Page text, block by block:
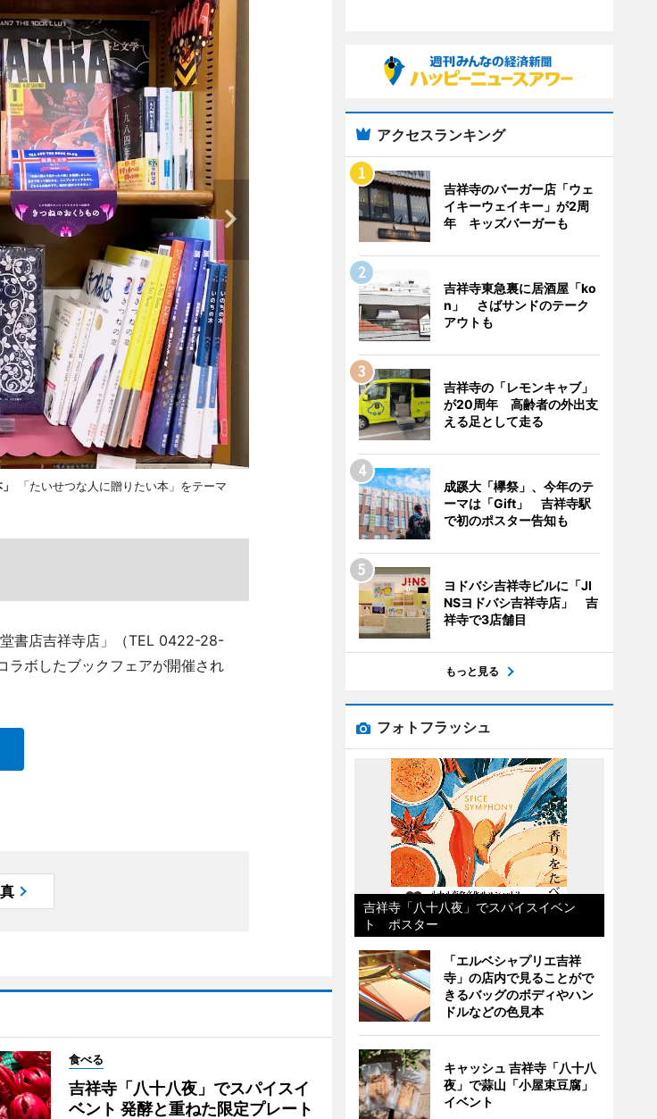
「たいせつな人に贈りたい本」をテーマ
堂書店吉祥寺店」（TEL 0422-28-
ボしたブックフェアが開催され
食べる
吉祥寺「八十八夜」でスパイスイ
ベント 発酵と重ねた限定プレート
アクセスランキング
吉祥寺のバーガー店「ウェ
イキーウェイキー」が2周
年 キッズバーガーも
吉祥寺東急裏に居酒屋「ko
n」 さばサンドのテーク
アウトも
吉祥寺の「レモンキャブ」
が20周年 高齢者の外出支
える足として走る
成蹊大「欅祭」、今年のテ
ーマは「Gift」 吉祥寺駅
で初のポスター告知も
ヨドバシ吉祥寺ビルに「JI
NSヨドバシ吉祥寺店」 吉
祥寺で3店舗目
もっと見る
フォトフラッシュ
吉祥寺「八十八夜」でスパイスイベン
ト ポスター
「エルベシャプリエ吉祥
寺」の店内で見ることがで
きるバッグのボディやハン
ドルなどの色見本
キャッシュ 吉祥寺「八十八
夜」で蒜山「小屋束豆腐」
イベント